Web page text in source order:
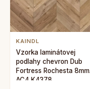
KAINDL
Vzorka laminátovej
podlahy chevron Dub
Fortress Rochesta 8mm
AC4 K4378